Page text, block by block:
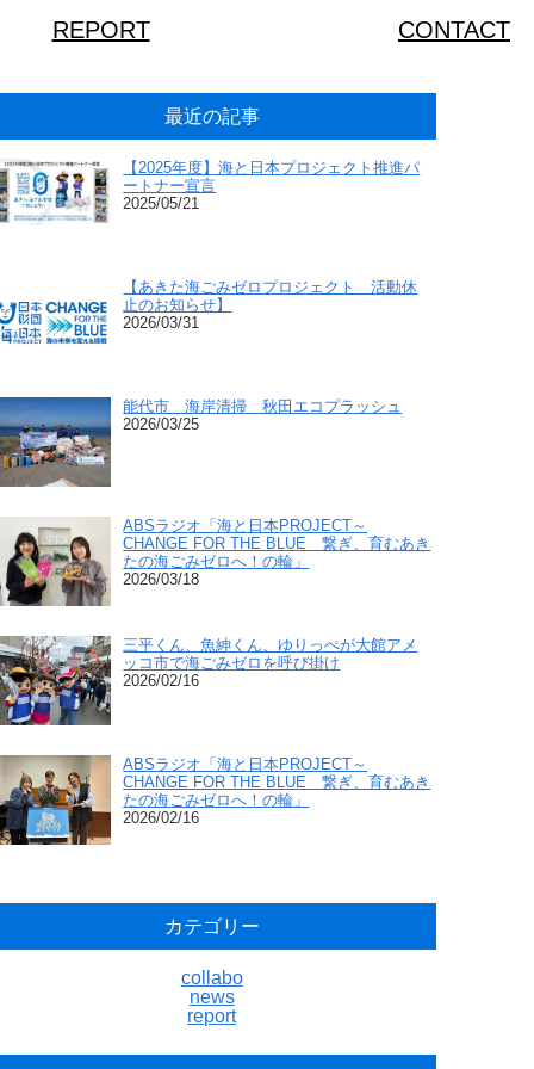
REPORT CONTACT
最近の記事
【2025年度】海と日本プロジェクト推進パ
ートナー宣言
2025/05/21
【あきた海ごみゼロプロジェクト 活動休
止のお知らせ】
2026/03/31
能代市 海岸清掃 秋田エコプラッシュ
2026/03/25
ABSラジオ「海と日本PROJECT～
CHANGE FOR THE BLUE 繋ぎ、育むあき
たの海ごみゼロへ！の輪」
2026/03/18
三平くん、魚紳くん、ゆりっぺが大館アメ
ッコ市で海ごみゼロを呼び掛け
2026/02/16
ABSラジオ「海と日本PROJECT～
CHANGE FOR THE BLUE 繋ぎ、育むあき
たの海ごみゼロへ！の輪」
2026/02/16
カテゴリー
collabo
news
report